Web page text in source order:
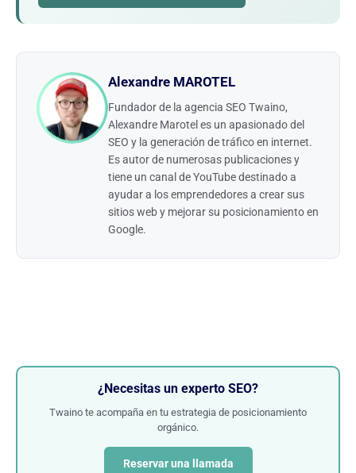
Alexandre MAROTEL
Fundador de la agencia SEO Twaino,
Alexandre Marotel es un apasionado del
SEO y la generación de tráfico en internet.
Es autor de numerosas publicaciones y
tiene un canal de YouTube destinado a
ayudar a los emprendedores a crear sus
sitios web y mejorar su posicionamiento en
Google.
¿Necesitas un experto SEO?
Twaino te acompaña en tu estrategia de posicionamiento
orgánico.
Reservar una llamada